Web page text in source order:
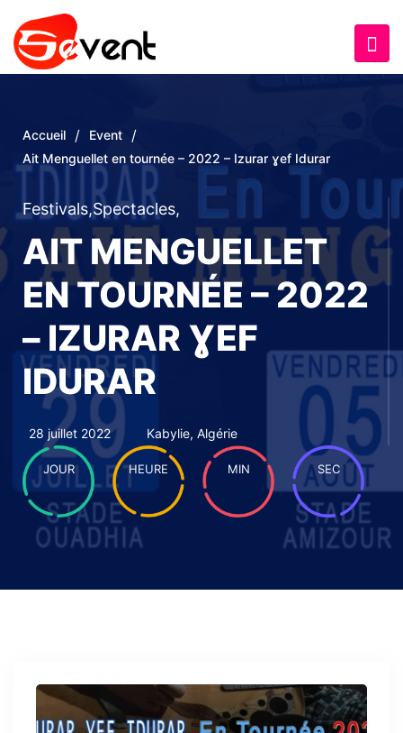
Accueil / Event /
Ait Menguellet en tournée – 2022 – Izurar ɣef Idurar
Festivals,Spectacles,
AIT MENGUELLET
EN TOURNÉE – 2022
– IZURAR ƔEF
IDURAR
28 juillet 2022 Kabylie, Algérie
JOUR HEURE MIN SEC